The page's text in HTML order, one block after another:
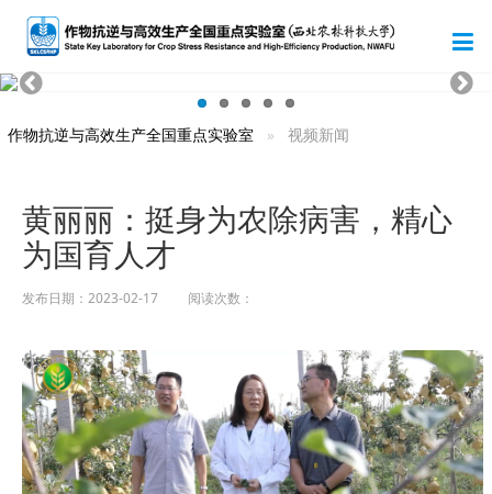
作物抗逆与高效生产全国重点实验室 视频新闻
黄丽丽：挺身为农除病害，精心
为国育人才
发布日期：2023-02-17 阅读次数：